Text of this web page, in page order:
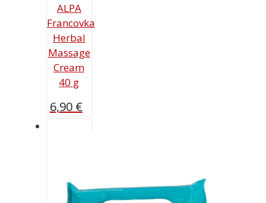
ALPA
Francovka
Herbal
Massage
Cream
40 g
6,90 €